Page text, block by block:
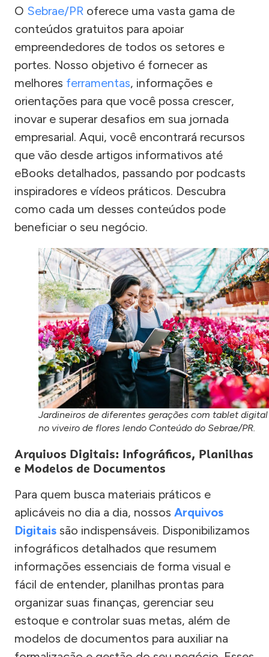
O Sebrae/PR oferece uma vasta gama de
conteúdos gratuitos para apoiar
empreendedores de todos os setores e
portes. Nosso objetivo é fornecer as
melhores ferramentas, informações e
orientações para que você possa crescer,
inovar e superar desafios em sua jornada
empresarial. Aqui, você encontrará recursos
que vão desde artigos informativos até
eBooks detalhados, passando por podcasts
inspiradores e vídeos práticos. Descubra
como cada um desses conteúdos pode
beneficiar o seu negócio.
Jardineiros de diferentes gerações com tablet digital
no viveiro de flores lendo Conteúdo do Sebrae/PR.
Arquivos Digitais: Infográficos, Planilhas
e Modelos de Documentos
Para quem busca materiais práticos e
aplicáveis no dia a dia, nossos Arquivos
Digitais são indispensáveis. Disponibilizamos
infográficos detalhados que resumem
informações essenciais de forma visual e
fácil de entender, planilhas prontas para
organizar suas finanças, gerenciar seu
estoque e controlar suas metas, além de
modelos de documentos para auxiliar na